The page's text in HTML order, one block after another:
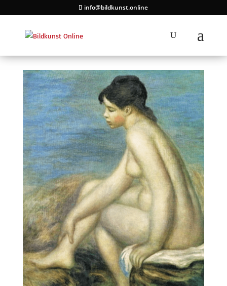
info@bildkunst.online